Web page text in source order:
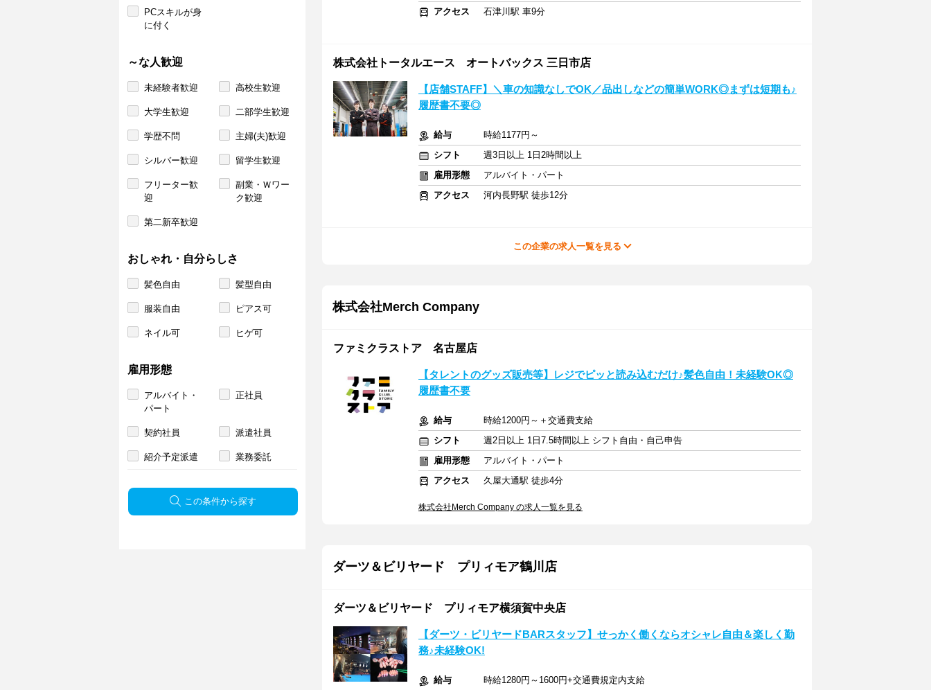
PCスキルが身
に付く
～な人歓迎
未経験者歓迎 高校生歓迎
大学生歓迎 二部学生歓迎
学歴不問 主婦(夫)歓迎
シルバー歓迎 留学生歓迎
フリーター歓
迎
副業・Ｗワー
ク歓迎
第二新卒歓迎
おしゃれ・自分らしさ
髪色自由 髪型自由
服装自由 ピアス可
ネイル可 ヒゲ可
雇用形態
アルバイト・
パート
正社員
契約社員 派遣社員
紹介予定派遣 業務委託
この条件から探す
アクセス
石津川駅 車9分
株式会社トータルエース オートバックス 三日市店
【店舗STAFF】＼車の知識なしでOK／品出しなどの簡単WORK◎まずは短期も♪
履歴書不要◎
給与
時給1177円～
シフト
週3日以上 1日2時間以上
雇用形態
アルバイト・パート
アクセス
河内長野駅 徒歩12分
この企業の求人一覧を見る
株式会社Merch Company
ファミクラストア 名古屋店
【タレントのグッズ販売等】レジでピッと読み込むだけ♪髪色自由！未経験OK◎
履歴書不要
給与
時給1200円～＋交通費支給
シフト
週2日以上 1日7.5時間以上 シフト自由・自己申告
雇用形態
アルバイト・パート
アクセス
久屋大通駅 徒歩4分
株式会社Merch Company の求人一覧を見る
ダーツ＆ビリヤード プリィモア鶴川店
ダーツ＆ビリヤード プリィモア横須賀中央店
【ダーツ・ビリヤードBARスタッフ】せっかく働くならオシャレ自由＆楽しく勤
務♪未経験OK!
給与 時給1280円～1600円+交通費規定内支給